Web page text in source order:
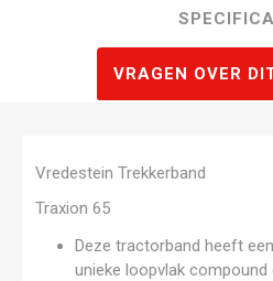
VRAGEN OVER
Vredestein Trekkerband
Traxion 65
Deze tractorband heeft
unieke loopvlak compound